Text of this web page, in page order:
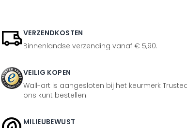
VERZENDKOSTEN
Binnenlandse verzending vanaf € 5,90.
VEILIG KOPEN
Wall-art is aangesloten bij het keurmerk
ons kunt bestellen.
MILIEUBEWUST